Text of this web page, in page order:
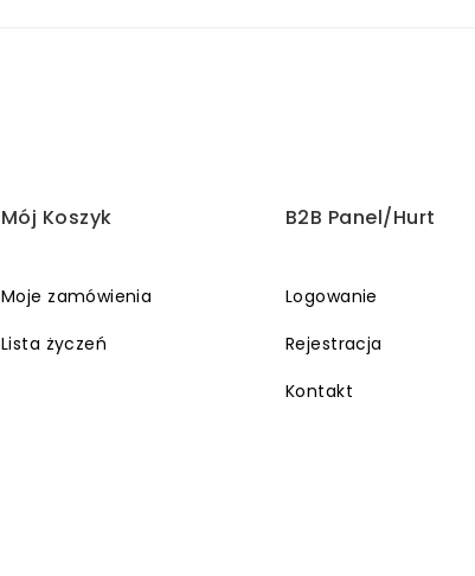
Mój Koszyk
Moje zamówienia
Lista życzeń
B2B Panel/Hurt
Logowanie
Rejestracja
Kontakt